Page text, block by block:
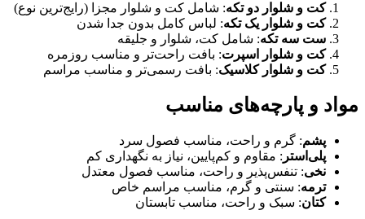
و شلوار دو تکه : شامل کت و شلوار مجزا (رایج‌ترین نوع)
و شلوار یک تکه : لباس کامل بدون جدا شدن
سه تکه: شامل کت، شلوار و جلیقه
و شلوار اسپرت : بافت راحت‌تر و مناسب روزمره
و شلوار کلاسیک : بافت رسمی‌تر و مناسب مراسم
پارچه‌های مناسب
: گرم و راحت، مناسب فصول سرد
: مقاوم و کم‌پایین، نیاز به نگهداری کم
: تنفس‌پذیر و راحت، مناسب فصول معتدل
: سنتی و گرم، مناسب مراسم خاص
: سبک و راحت، مناسب تابستان